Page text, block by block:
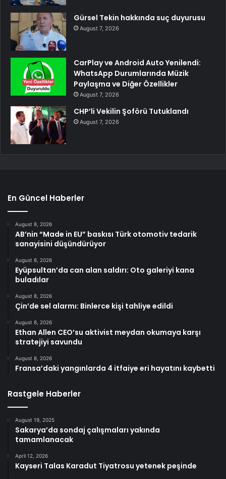
Gürsel Tekin hakkında suç duyurusu
August 7, 2026
CarPlay ve Android Auto Yenilendi:
WhatsApp Durumlarında Müzik
Paylaşma ve Diğer Özellikler
August 7, 2026
CHP’li Vekilin Şoförü Tutuklandı
August 7, 2026
En Güncel Haberler
August 8, 2026
AB’nin “Made in EU” baskısı Türk otomotiv tedarik
sanayisini düşündürüyor
August 8, 2026
Eyüpsultan’da can alan saldırı: Oto galeriyi kana
buladılar
August 8, 2026
Çin’de sel alarmı: Binlerce kişi tahliye edildi
August 8, 2026
Ethan Allen CEO’su aktivist meydan okumaya karşı
stratejiyi savundu
August 8, 2026
Fransa’daki yangınlarda 4 itfaiye eri hayatını kaybetti
Rastgele Haberler
August 19, 2025
Sakarya’da sondaj çalışmaları yakında
tamamlanacak
April 12, 2026
Kayseri Talas Karadut Tiyatrosu yetenek peşinde